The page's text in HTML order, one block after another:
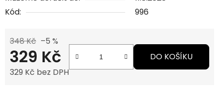
Kód:
996
348 Kč –5 %
329 Kč
329 Kč bez DPH
DO KOŠÍKU